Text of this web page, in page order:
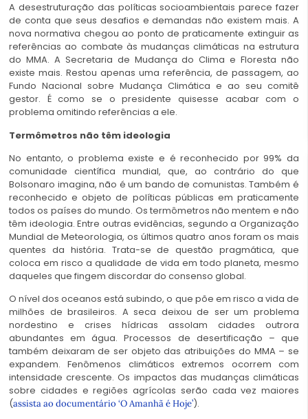
A desestruturação das políticas socioambientais parece fazer
de conta que seus desafios e demandas não existem mais. A
nova normativa chegou ao ponto de praticamente extinguir as
referências ao combate às mudanças climáticas na estrutura
do MMA. A Secretaria de Mudança do Clima e Floresta não
existe mais. Restou apenas uma referência, de passagem, ao
Fundo Nacional sobre Mudança Climática e ao seu comitê
gestor. É como se o presidente quisesse acabar com o
problema omitindo referências a ele.
Termômetros não têm ideologia
No entanto, o problema existe e é reconhecido por 99% da
comunidade científica mundial, que, ao contrário do que
Bolsonaro imagina, não é um bando de comunistas. Também é
reconhecido e objeto de políticas públicas em praticamente
todos os países do mundo. Os termômetros não mentem e não
têm ideologia. Entre outras evidências, segundo a Organização
Mundial de Meteorologia, os últimos quatro anos foram os mais
quentes da história. Trata-se de questão pragmática, que
coloca em risco a qualidade de vida em todo planeta, mesmo
daqueles que fingem discordar do consenso global.
O nível dos oceanos está subindo, o que põe em risco a vida de
milhões de brasileiros. A seca deixou de ser um problema
nordestino e crises hídricas assolam cidades outrora
abundantes em água. Processos de desertificação – que
também deixaram de ser objeto das atribuições do MMA – se
expandem. Fenômenos climáticos extremos ocorrem com
intensidade crescente. Os impactos das mudanças climáticas
sobre cidades e regiões agrícolas serão cada vez maiores
(assista ao documentário ‘O Amanhã é Hoje’).